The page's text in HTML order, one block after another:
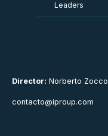
Director: Norberto Zocco
contacto@iproup.com
Leaders